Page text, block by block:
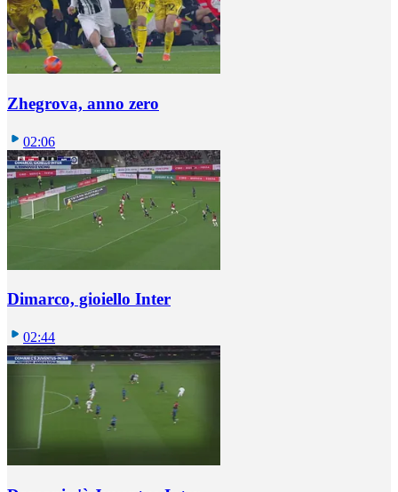
Zhegrova, anno zero
02:06
Dimarco, gioiello Inter
02:44